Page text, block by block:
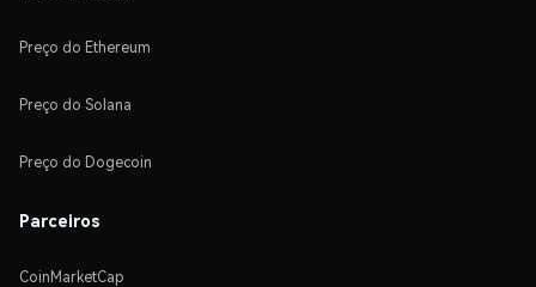
Preço do Ethereum
Preço do Solana
Preço do Dogecoin
Parceiros
CoinMarketCap